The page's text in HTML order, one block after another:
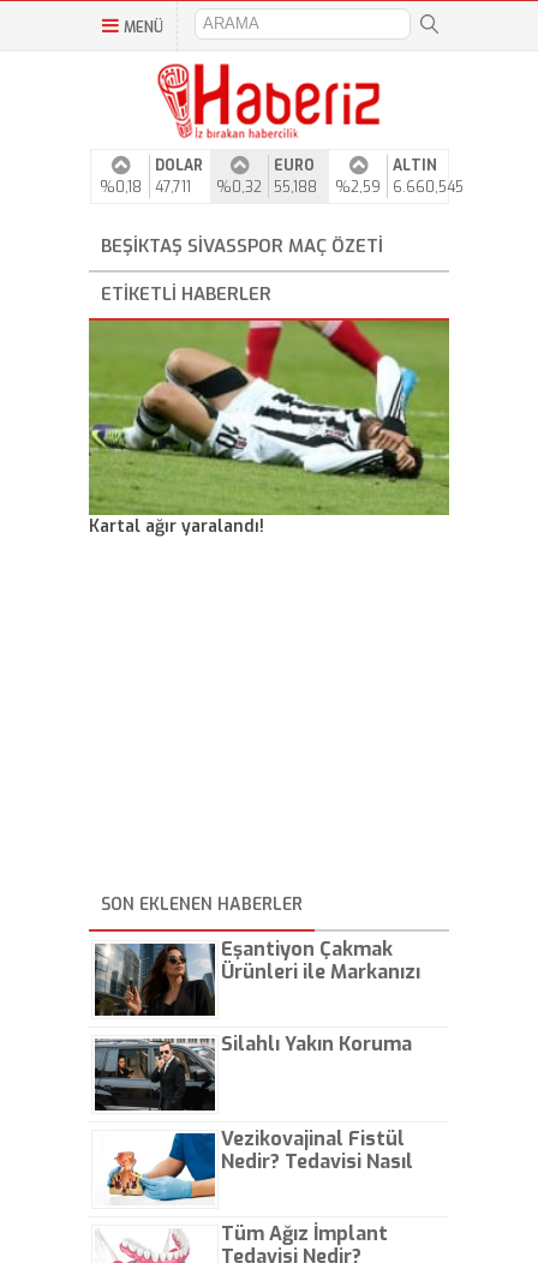
MENÜ
%0,18
DOLAR
47,711
%0,32
EURO
55,188
%2,59
ALTIN
6.660,545
BEŞIKTAŞ SIVASSPOR MAÇ ÖZETI
ETIKETLI HABERLER
Kartal ağır yaralandı!
SON EKLENEN HABERLER
Eşantiyon Çakmak
Ürünleri ile Markanızı
Silahlı Yakın Koruma
Vezikovajinal Fistül
Nedir? Tedavisi Nasıl
Tüm Ağız İmplant
Tedavisi Nedir?